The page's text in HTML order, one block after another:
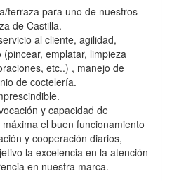
terraza para uno de nuestros
de Castilla.
al cliente, agilidad,
emplatar, limpieza
etc..) , manejo de
de coctelería.
y capacidad de
el buen funcionamiento
y cooperación diarios,
la excelencia en la atención
en nuestra marca.